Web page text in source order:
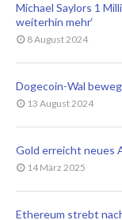
Michael Saylors 1
weiterhin mehr‘
8 August 2024
Dogecoin-Wal
13 August 2024
Gold erreicht neues
14 März 2025
Ethereum strebt